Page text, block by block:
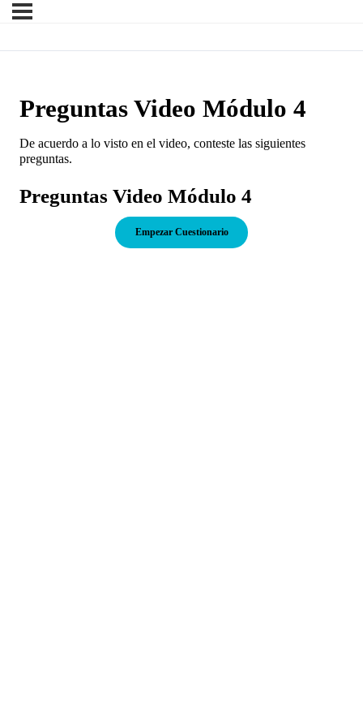
Preguntas Video Módulo 4
De acuerdo a lo visto en el video, conteste las siguientes
preguntas.
Preguntas Video Módulo 4